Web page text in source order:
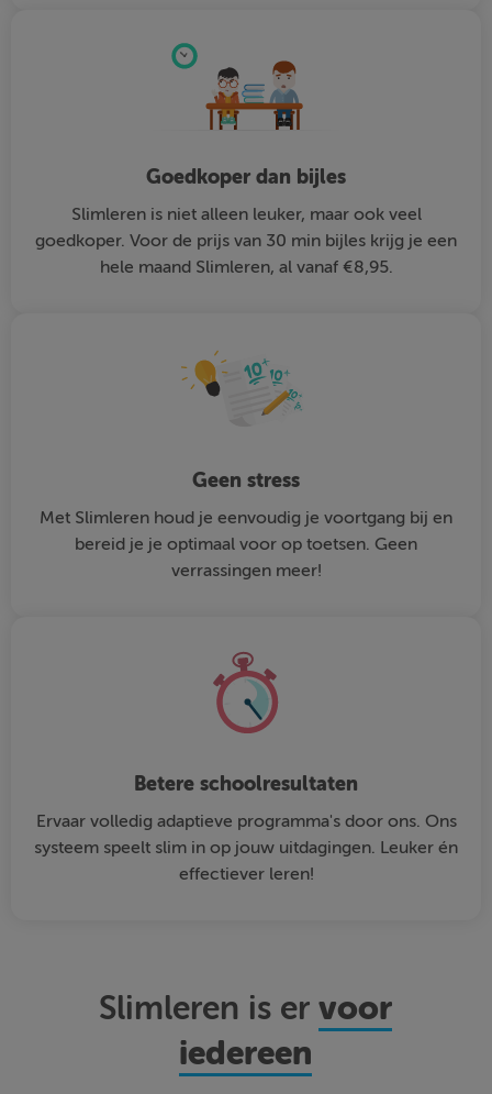
Goedkoper dan bijles
Slimleren is niet alleen leuker, maar ook veel
goedkoper. Voor de prijs van 30 min bijles krijg je een
hele maand Slimleren, al vanaf €8,95.
Geen stress
Met Slimleren houd je eenvoudig je voortgang bij en
bereid je je optimaal voor op toetsen. Geen
verrassingen meer!
Betere schoolresultaten
Ervaar volledig adaptieve programma's door ons. Ons
systeem speelt slim in op jouw uitdagingen. Leuker én
effectiever leren!
Slimleren is ervoor
iedereen